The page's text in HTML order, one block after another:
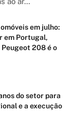
em julho:
em Portugal,
Peugeot 208 é o
do setor para
e a execução